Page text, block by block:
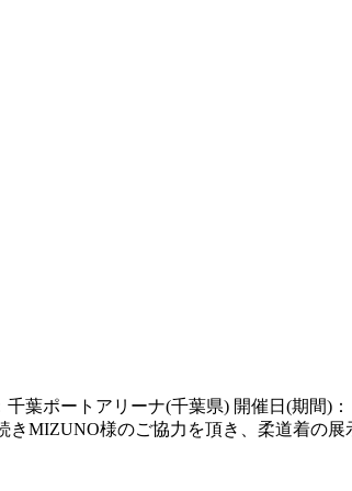
葉ポートアリーナ(千葉県) 開催日(期間)
きMIZUNO様のご協力を頂き、柔道着の